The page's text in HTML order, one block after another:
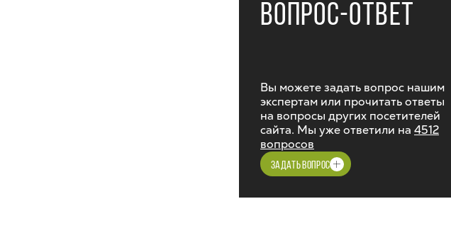
ВОПРОС-ОТВЕТ
Вы можете задать вопрос нашим
экспертам или прочитать ответы
на вопросы других посетителей
сайта. Мы уже ответили на 4512
вопросов
ЗАДАТЬ ВОПРОС